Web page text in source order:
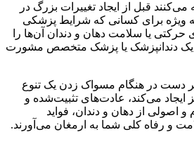
قبل از ایجاد تغییرات بزرگ در
ویژه برای کسانی که شرایط پزشکی
یا سلامت دهان و دندان آن‌ها را
یک دندانپزشک یا پزشک متخصص مشورت
دست در هنگام مسواک زدن یک تنوع
می‌کند، عادت‌های تثبیت‌شده و
اصولی از دهان و دندان، فواید
و رفاه کلی شما به ارمغان می‌آورند.